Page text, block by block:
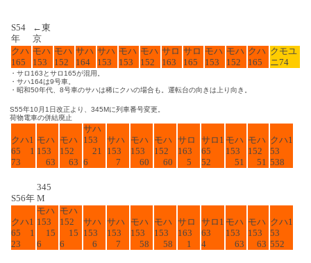
S54
年
←東
京
クハ
165
モハ
153
モハ
152
サハ
164
サハ
153
モハ
153
モハ
152
サロ
163
サロ
165
モハ
153
モハ
152
クハ
165
クモユ
ニ74
・サロ163とサロ165が混用。
・サハ164は9号車。
・昭和50年代、8号車のサハは稀にクハの場合も。運転台の向きは上り向き。
S55年10月1日改正より、345Mに列車番号変更。
荷物電車の併結廃止
クハ1
65 1
73
モハ
153
63
モハ
152
63
サハ
153
21
6
サハ
153
7
モハ
153
60
モハ
152
60
サロ
163
5
サロ1
65
52
モハ
153
51
モハ
152
51
クハ1
53
538
S56年
345
M
クハ1
65 1
23
モハ
153
15
6
モハ
152
15
6
サハ
153
6
サハ
153
7
モハ
153
58
モハ
153
58
サロ
163
1
サロ1
63
4
モハ
153
63
モハ
153
63
クハ1
53
552